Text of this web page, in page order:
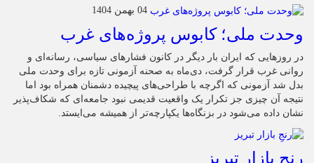
04 بهمن 1404
وحدت ملی؛ کابوس پروژه‌های غرب
در روزهایی که ایران بار دیگر در کانون فشارهای سیاسی، رسانه‌ای و
روانی غرب قرار گرفت، دی‌ماه به صحنه آزمونی تازه برای وحدت ملی
بدل شد آزمونی که اگرچه با طراحی‌های پیچیده دشمنان همراه بود اما
نتیجه آن چیزی جز تکرار یک واقعیت قدیمی نبود جامعه‌ای که شکاف‌پذیر
نشان داده می‌شود در بزنگاه‌ها یکپارچه‌تر از همیشه می‌ایستد.
رنجِ بازار تبریز